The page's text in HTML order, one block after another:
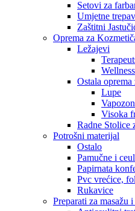
Setovi za
Umjetne
Zaštitni
Oprema za
Ležajevi
Wellness
Ostala
Lupe
Visoka
Radne Stolice
Potrošni materijal
Ostalo
Pamučne i
Papirnata
Pvc vrećice,
Rukavice
Preparati za masažu